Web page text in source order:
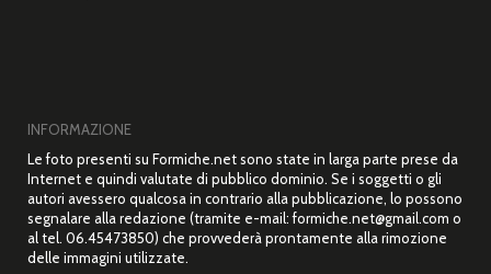
INFORMAZIONE
Le foto presenti su Formiche.net sono state in larga parte prese da
Internet e quindi valutate di pubblico dominio. Se i soggetti o gli
autori avessero qualcosa in contrario alla pubblicazione, lo possono
segnalare alla redazione (tramite e-mail: formiche.net@gmail.com o
al tel. 06.45473850) che provvederà prontamente alla rimozione
delle immagini utilizzate.